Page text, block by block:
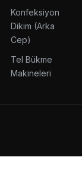
Konfeksiyon
Dikim (Arka
Cep)
Tel Bükme
Makineleri